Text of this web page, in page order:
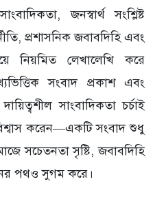
জনস্বার্থ সংশ্লিষ্ট
প্রশাসনিক জবাবদিহি এবং
নিয়মিত লেখালেখি করে
সংবাদ প্রকাশ এবং
সাংবাদিকতা চর্চাই
করেন—একটি সংবাদ শুধু
সচেতনতা সৃষ্টি, জবাবদিহি
পথও সুগম করে।